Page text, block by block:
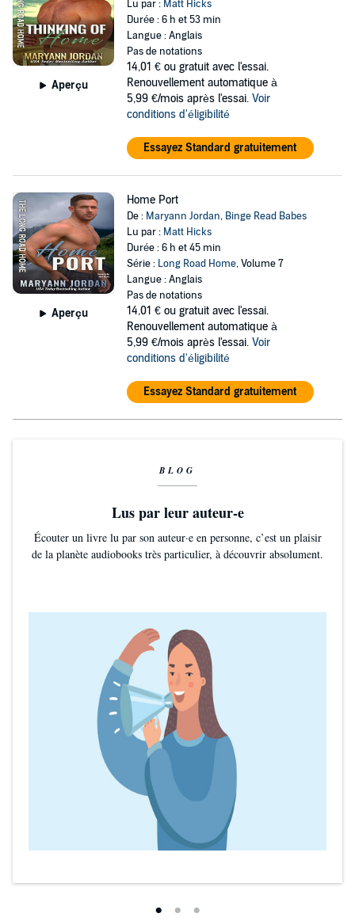
Aperçu
Lu par : Matt Hicks
Durée : 6 h et 53 min
Langue : Anglais
Pas de notations
14,01 € ou gratuit avec l'essai.
Renouvellement automatique à
5,99 €/mois après l'essai. Voir
conditions d'éligibilité
Essayez Standard gratuitement
Aperçu
Home Port
De : Maryann Jordan, Binge Read Babes
Lu par : Matt Hicks
Durée : 6 h et 45 min
Série : Long Road Home, Volume 7
Langue : Anglais
Pas de notations
14,01 € ou gratuit avec l'essai.
Renouvellement automatique à
5,99 €/mois après l'essai. Voir
conditions d'éligibilité
Essayez Standard gratuitement
BLOG
Lus par leur auteur-e
Écouter un livre lu par son auteur·e en personne, c’est un plaisir
de la planète audiobooks très particulier, à découvrir absolument.